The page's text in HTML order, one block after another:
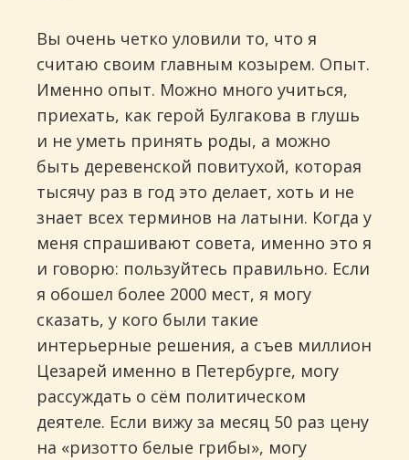
Вы очень четко уловили то, что я
считаю своим главным козырем. Опыт.
Именно опыт. Можно много учиться,
приехать, как герой Булгакова в глушь
и не уметь принять роды, а можно
быть деревенской повитухой, которая
тысячу раз в год это делает, хоть и не
знает всех терминов на латыни. Когда у
меня спрашивают совета, именно это я
и говорю: пользуйтесь правильно. Если
я обошел более 2000 мест, я могу
сказать, у кого были такие
интерьерные решения, а съев миллион
Цезарей именно в Петербурге, могу
рассуждать о сём политическом
деятеле. Если вижу за месяц 50 раз цену
на «ризотто белые грибы», могу